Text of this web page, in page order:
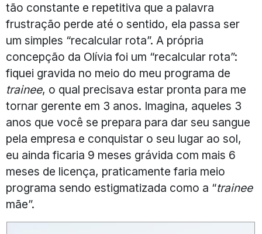
tão constante e repetitiva que a palavra
frustração perde até o sentido, ela passa ser
um simples “recalcular rota”. A própria
concepção da Olívia foi um “recalcular rota”:
fiquei gravida no meio do meu programa de
trainee, o qual precisava estar pronta para me
tornar gerente em 3 anos. Imagina, aqueles 3
anos que você se prepara para dar seu sangue
pela empresa e conquistar o seu lugar ao sol,
eu ainda ficaria 9 meses grávida com mais 6
meses de licença, praticamente faria meio
programa sendo estigmatizada como a “trainee
mãe”.